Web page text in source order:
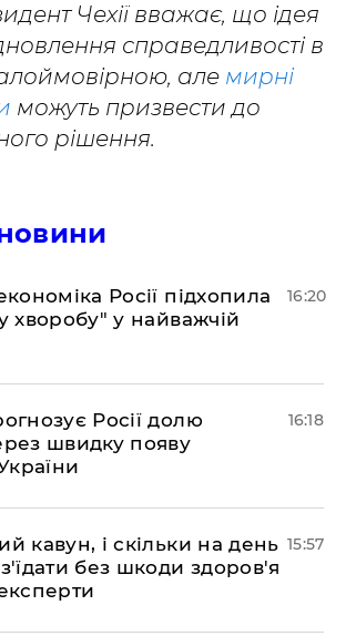
Чехії вважає, що ідея
справедливості в
але мирні
можуть призвести до
рішення.
Росії підхопила
хворобу" у найважчій
16:20
Росії долю
швидку появу
16:18
кавун, і скільки на день
без шкоди здоров'я
15:57